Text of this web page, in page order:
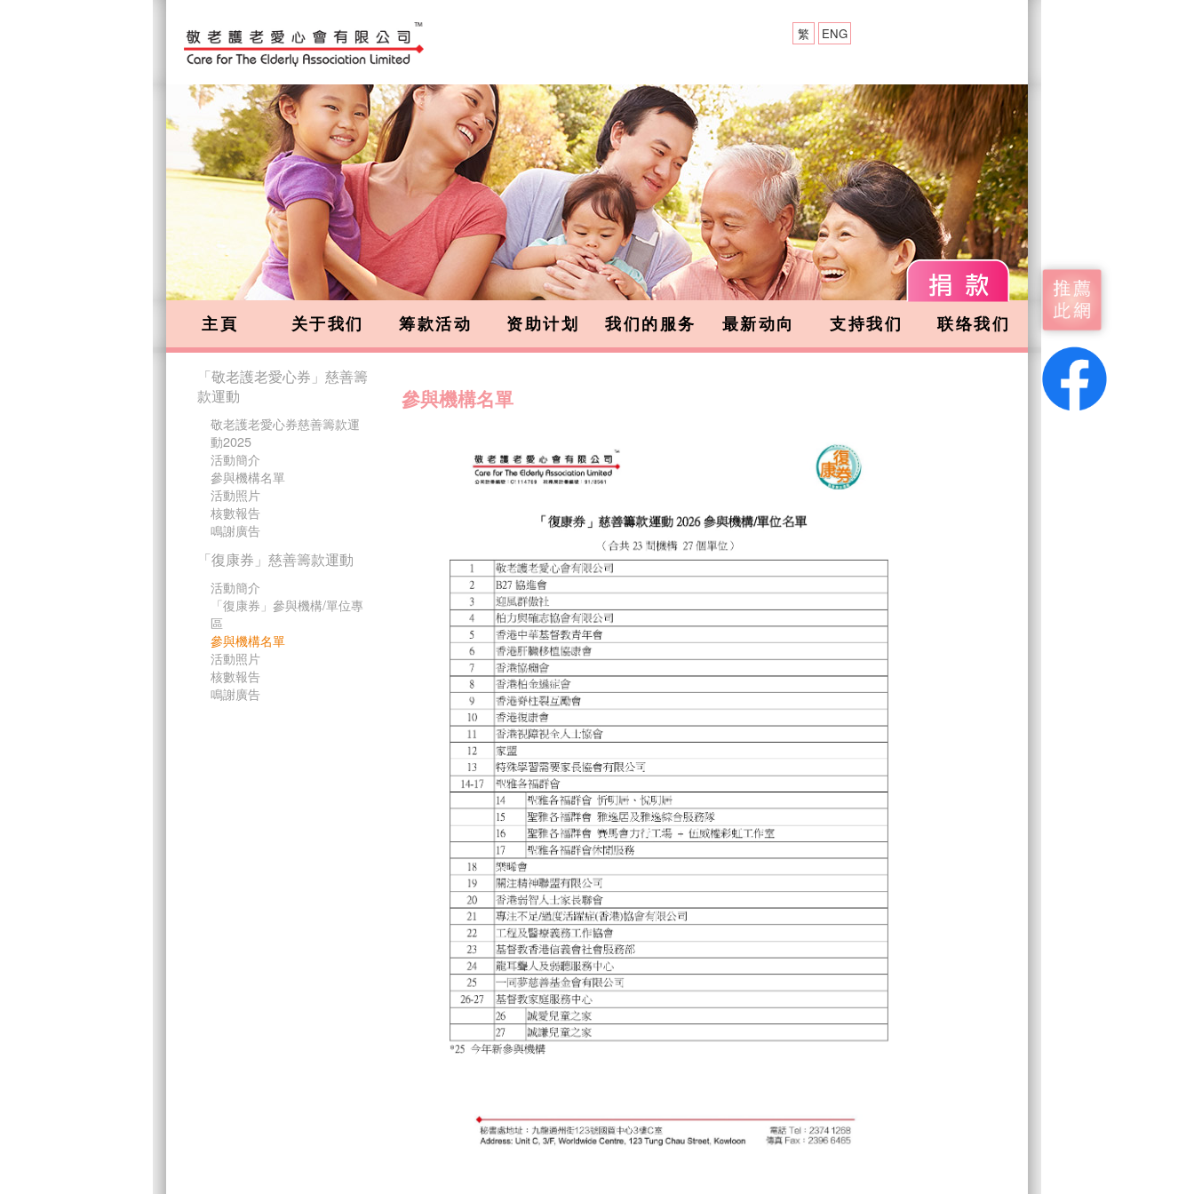
繁 ENG
主頁 关于我们 筹款活动 资助计划 我们的服务 最新动向 支持我们 联络我们
「敬老護老愛心券」慈善籌
款運動
敬老護老愛心券慈善籌款運
動2025
活動簡介
參與機構名單
活動照片
核數報告
鳴謝廣告
「復康券」慈善籌款運動
活動簡介
「復康券」參與機構/單位專
區
參與機構名單
活動照片
核數報告
鳴謝廣告
參與機構名單